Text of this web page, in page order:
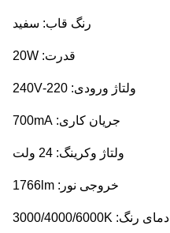
رنگ قاب: سفید
قدرت: 20W
ولتاژ ورودی: 220-240V
جریان کاری: 700mA
ولتاژ وکرینگ: 24 ولت
خروجی نور: 1766lm
دمای رنگ: 3000/4000/6000K